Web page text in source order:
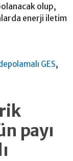
olup,
enerji iletim
GES,
payı